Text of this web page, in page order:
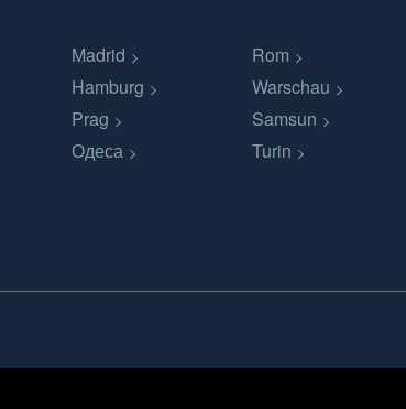
Madrid Rom
Hamburg Warschau
Prag Samsun
Одеса Turin